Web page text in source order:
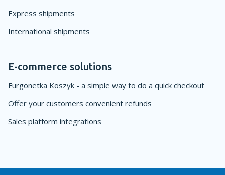
Express shipments
International shipments
E-commerce solutions
Furgonetka Koszyk - a simple way to do a quick checkout
Offer your customers convenient refunds
Sales platform integrations